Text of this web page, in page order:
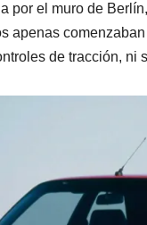
por el muro de
apenas
de tracción, ni